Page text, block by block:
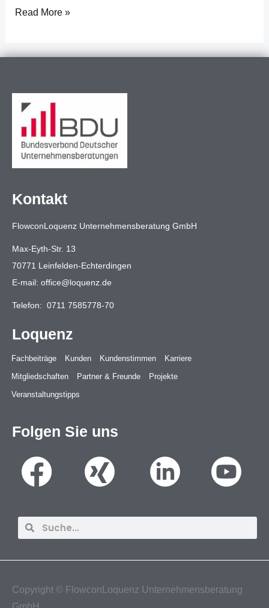
Read More »
Kontakt
FlowconLoquenz Unternehmensberatung GmbH
Max-Eyth-Str. 13
70771 Leinfelden-Echterdingen
E-mail: office@loquenz.de
Telefon: 0711 7585778-70
Loquenz
Fachbeiträge Kunden Kundenstimmen
Karriere
Mitgliedschaften
Partner & Freunde
Projekte
Veranstaltungstipps
Folgen Sie uns
Copyright © FlowconLoquenz Unternehmensberatung